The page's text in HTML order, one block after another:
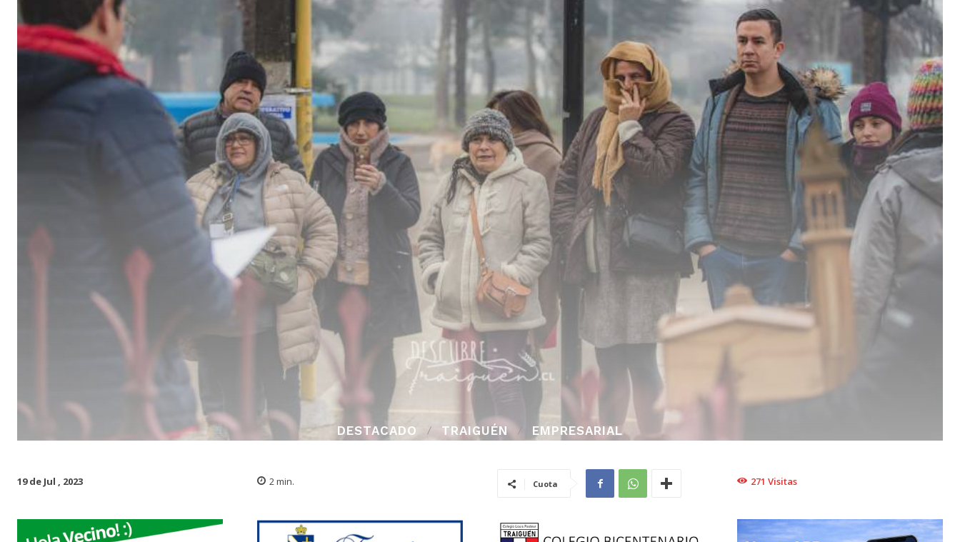
DESTACADO TRAIGUÉN EMPRESARIAL
19 de Jul , 2023 2 min. Cuota 271 Visitas